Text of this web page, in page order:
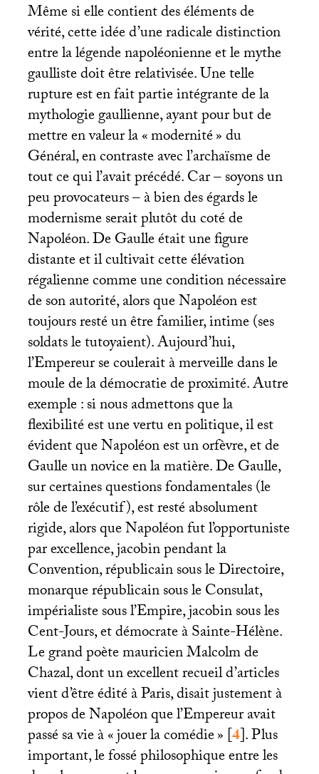
Même si elle contient des éléments de
vérité, cette idée d’une radicale distinction
entre la légende napoléonienne et le mythe
gaulliste doit être relativisée. Une telle
rupture est en fait partie intégrante de la
mythologie gaullienne, ayant pour but de
mettre en valeur la «modernité» du
Général, en contraste avec l’archaïsme de
tout ce qui l’avait précédé. Car – soyons un
peu provocateurs – à bien des égards le
modernisme serait plutôt du coté de
Napoléon. De Gaulle était une figure
distante et il cultivait cette élévation
régalienne comme une condition nécessaire
de son autorité, alors que Napoléon est
toujours resté un être familier, intime (ses
soldats le tutoyaient). Aujourd’hui,
l’Empereur se coulerait à merveille dans le
moule de la démocratie de proximité. Autre
exemple : si nous admettons que la
flexibilité est une vertu en politique, il est
évident que Napoléon est un orfèvre, et de
Gaulle un novice en la matière. De Gaulle,
sur certaines questions fondamentales (le
rôle de l’exécutif), est resté absolument
rigide, alors que Napoléon fut l’opportuniste
par excellence, jacobin pendant la
Convention, républicain sous le Directoire,
monarque républicain sous le Consulat,
impérialiste sous l’Empire, jacobin sous les
Cent-Jours, et démocrate à Sainte-Hélène.
Le grand poète mauricien Malcolm de
Chazal, dont un excellent recueil d’articles
vient d’être édité à Paris, disait justement à
propos de Napoléon que l’Empereur avait
passé sa vie à «jouer la comédie»[4]. Plus
important, le fossé philosophique entre les